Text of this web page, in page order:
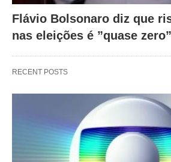
Flávio Bolsonaro diz que
nas eleições é ”quase zero”
RECENT POSTS